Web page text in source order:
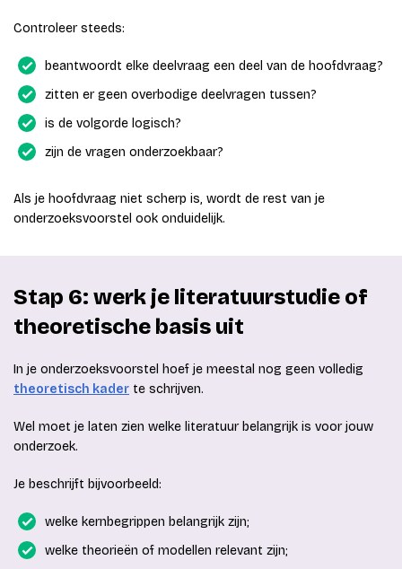
Controleer steeds:
beantwoordt elke deelvraag een deel van de hoofdvraag?
zitten er geen overbodige deelvragen tussen?
is de volgorde logisch?
zijn de vragen onderzoekbaar?
Als je hoofdvraag niet scherp is, wordt de rest van je
onderzoeksvoorstel ook onduidelijk.
Stap 6: werk je literatuurstudie of
theoretische basis uit
In je onderzoeksvoorstel hoef je meestal nog geen volledig
theoretisch kader te schrijven.
Wel moet je laten zien welke literatuur belangrijk is voor jouw
onderzoek.
Je beschrijft bijvoorbeeld:
welke kernbegrippen belangrijk zijn;
welke theorieën of modellen relevant zijn;